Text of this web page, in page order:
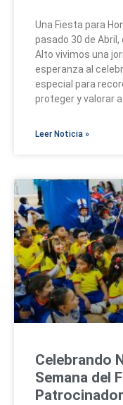
Una Fiesta para
pasado 30 de Abril,
Alto vivimos una
esperanza al
especial para
proteger y valorar
Leer Noticia »
Celebrando
Semana del